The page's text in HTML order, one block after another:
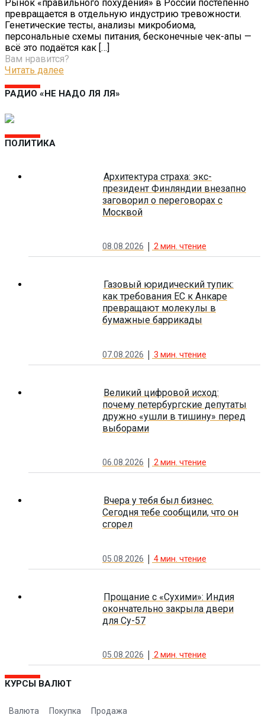
Рынок «правильного похудения» в России постепенно
превращается в отдельную индустрию тревожности.
Генетические тесты, анализы микробиома,
персональные схемы питания, бесконечные чек-апы —
всё это подаётся как […]
Вам нравится?
Читать далее
РАДИО «НЕ НАДО ЛЯ ЛЯ»
ПОЛИТИКА
Архитектура страха: экс-
президент Финляндии внезапно
заговорил о переговорах с
Москвой
08.08.2026 2 мин. чтение
Газовый юридический тупик:
как требования ЕС к Анкаре
превращают молекулы в
бумажные баррикады
07.08.2026 3 мин. чтение
Великий цифровой исход:
почему петербургские депутаты
дружно «ушли в тишину» перед
выборами
06.08.2026 2 мин. чтение
Вчера у тебя был бизнес.
Сегодня тебе сообщили, что он
сгорел
05.08.2026 4мин. чтение
Прощание с «Сухими»: Индия
окончательно закрыла двери
для Су-57
05.08.2026 2 мин. чтение
КУРСЫ ВАЛЮТ
Валюта Покупка Продажа